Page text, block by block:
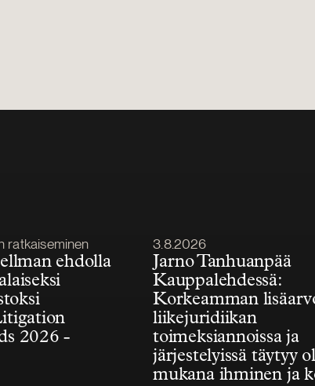
ratkaiseminen
ehdolla
2026 -
Julkaistu
3.8.2026
Jarno Tanhuanpää
Kauppalehdessä:
Korkeamman
liikejuridiikan
toimeksiannoissa ja
järjestelyissä täytyy
mukana ihminen ja